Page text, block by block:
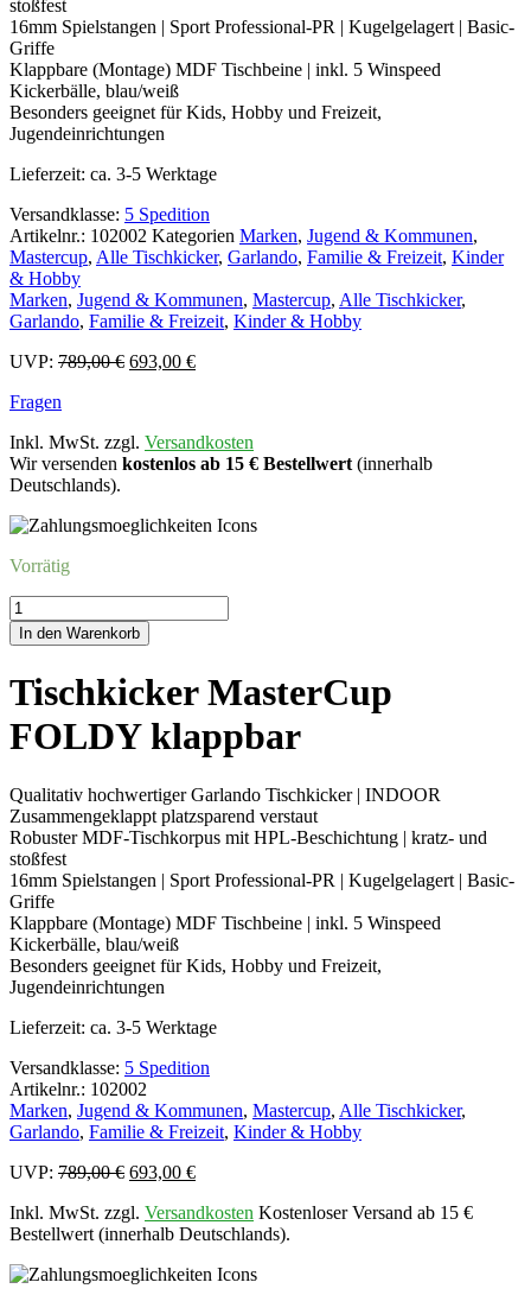
stoßfest
16mm Spielstangen | Sport Professional-PR | Kugelgelagert | Basic-
Griffe
Klappbare (Montage) MDF Tischbeine | inkl. 5 Winspeed
Kickerbälle, blau/weiß
Besonders geeignet für Kids, Hobby und Freizeit,
Jugendeinrichtungen
Lieferzeit: ca. 3-5 Werktage
Versandklasse: 5 Spedition
Artikelnr.: 102002 Kategorien Marken, Jugend & Kommunen,
Mastercup, Alle Tischkicker, Garlando, Familie & Freizeit, Kinder
& Hobby
Marken, Jugend & Kommunen, Mastercup, Alle Tischkicker,
Garlando, Familie & Freizeit, Kinder & Hobby
UVP: 789,00€ Ursprünglicher
693,00 €Aktueller
Fragen
Inkl. MwSt. zzgl. Versandkosten
Wir versenden kostenlos ab 15 € Bestellwert (innerhalb
Deutschlands).
Vorrätig
Tischkicker
MasterCup
FOLDY
Menge
In den Warenkorb
Tischkicker MasterCup
FOLDY klappbar
Qualitativ hochwertiger Garlando Tischkicker | INDOOR
Zusammengeklappt platzsparend verstaut
Robuster MDF-Tischkorpus mit HPL-Beschichtung | kratz- und
stoßfest
16mm Spielstangen | Sport Professional-PR | Kugelgelagert | Basic-
Griffe
Klappbare (Montage) MDF Tischbeine | inkl. 5 Winspeed
Kickerbälle, blau/weiß
Besonders geeignet für Kids, Hobby und Freizeit,
Jugendeinrichtungen
Lieferzeit: ca. 3-5 Werktage
Versandklasse: 5 Spedition
Artikelnr.: 102002
Marken, Jugend & Kommunen, Mastercup, Alle Tischkicker,
Garlando, Familie & Freizeit, Kinder & Hobby
UVP: 789,00€ Ursprünglicher
war:
789,00 €
693,00 €Aktueller
ist:
693,00 €.
Inkl. MwSt. zzgl. Versandkosten Kostenloser Versand ab 15 €
Bestellwert (innerhalb Deutschlands).